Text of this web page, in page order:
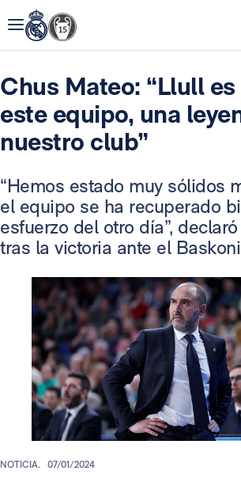
Chus Mateo: “Llull
este equipo, una
nuestro club”
“Hemos estado muy sólidos
el equipo se ha recuperado
esfuerzo del otro día”,
tras la victoria ante el
NOTICIA. 07/01/2024